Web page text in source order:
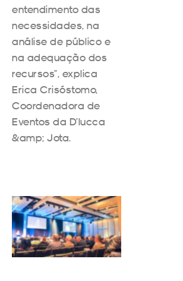
entendimento das
necessidades, na
análise de público e
na adequação dos
recursos”, explica
Erica Crisóstomo,
Coordenadora de
Eventos da D’lucca
&amp; Jota.